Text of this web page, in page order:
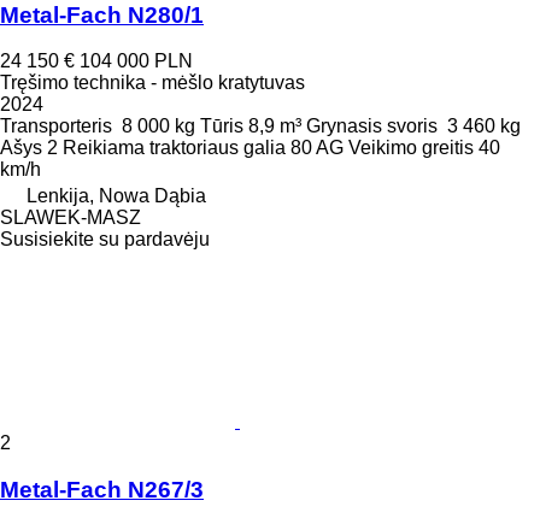
Metal-Fach N280/1
24 150 € 104 000 PLN
Tręšimo technika - mėšlo kratytuvas
2024
Transporteris 8 000 kg Tūris 8,9 m³ Grynasis svoris 3 460 kg
Ašys 2 Reikiama traktoriaus galia 80 AG Veikimo greitis 40
km/h
Lenkija, Nowa Dąbia
SLAWEK-MASZ
Susisiekite su pardavėju
2
Metal-Fach N267/3